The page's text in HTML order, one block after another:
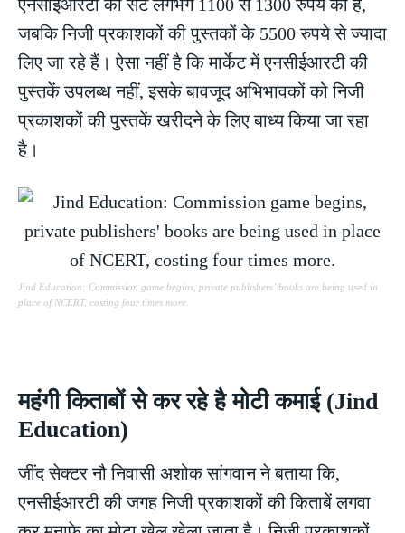
एनसीईआरटी का सेट लगभग 1100 से 1300 रुपये का है,
जबकि निजी प्रकाशकों की पुस्तकों के 5500 रुपये से ज्यादा
लिए जा रहे हैं। ऐसा नहीं है कि मार्केट में एनसीईआरटी की
पुस्तकें उपलब्ध नहीं, इसके बावजूद अभिभावकों को निजी
प्रकाशकों की पुस्तकें खरीदने के लिए बाध्य किया जा रहा
है।
Jind Education: Commission game begins, private publishers’ books are being used in
place of NCERT, costing four times more.
महंगी किताबों से कर रहे है मोटी कमाई (Jind
Education)
जींद सेक्टर नौ निवासी अशोक सांगवान ने बताया कि,
एनसीईआरटी की जगह निजी प्रकाशकों की किताबें लगवा